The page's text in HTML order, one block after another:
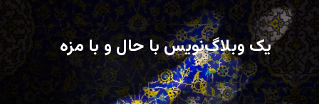
یک وبلاگ‌نویس با حال و با مزه